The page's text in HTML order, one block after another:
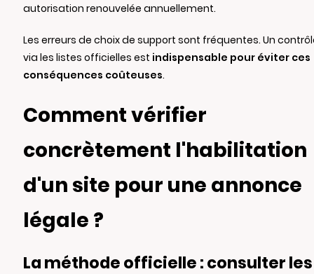
autorisation renouvelée annuellement.
Les erreurs de choix de support sont fréquentes. Un
via les listes officielles est indispensable pour éviter ces
conséquences coûteuses.
Comment vérifier
concrètement l'habilitation
d'un site pour une annonce
légale ?
La méthode officielle : consulter les